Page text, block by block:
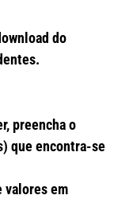
do
preencha o
que encontra-se
valores em